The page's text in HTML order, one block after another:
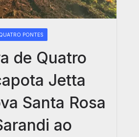
PONTES
de Quatro
Jetta
Santa Rosa
ao